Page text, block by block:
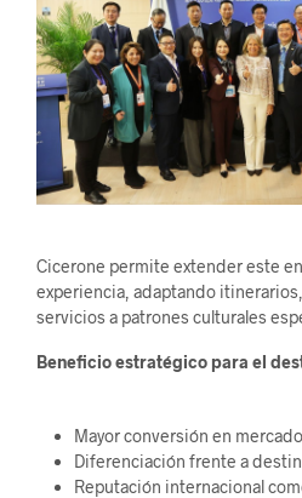
Cicerone permite extender este
experiencia, adaptando
servicios a patrones culturales
Beneficio estratégico para el
Mayor conversión en
Diferenciación frente a
Reputación internacional